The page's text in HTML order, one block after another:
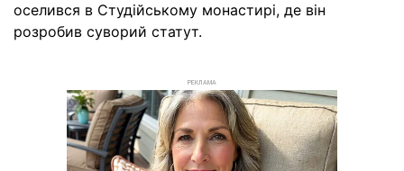
оселився в Студійському монастирі, де він
розробив суворий статут.
РЕКЛАМА